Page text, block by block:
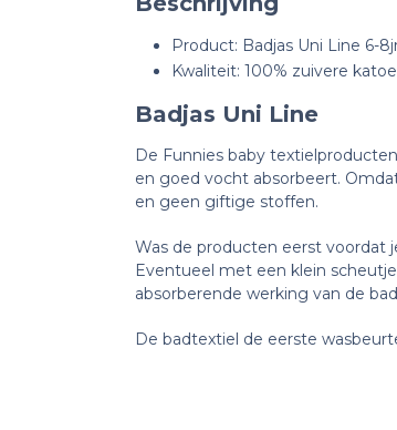
Product: Badjas Uni Line 6-
Kwaliteit: 100% zuivere
Badjas Uni Line
De Funnies baby
en goed vocht absorbeert.
en geen giftige stoffen.
Was de producten eerst voordat
Eventueel met een klein
absorberende werking van de
De badtextiel de eerste